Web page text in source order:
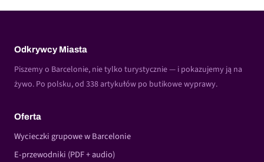
Odkrywcy Miasta
Piszemy o Barcelonie, nie tylko turystycznie — i pokazujemy ją na
żywo. Po polsku, od 338 artykułów po butikowe wyprawy.
Oferta
Wycieczki grupowe w Barcelonie
E-przewodniki (PDF + audio)